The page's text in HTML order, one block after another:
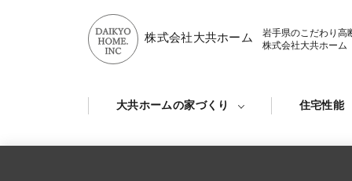
株式会社大共ホーム
岩手県のこだわり高
株式会社大共ホーム
大共ホームの家づくり 住宅性能